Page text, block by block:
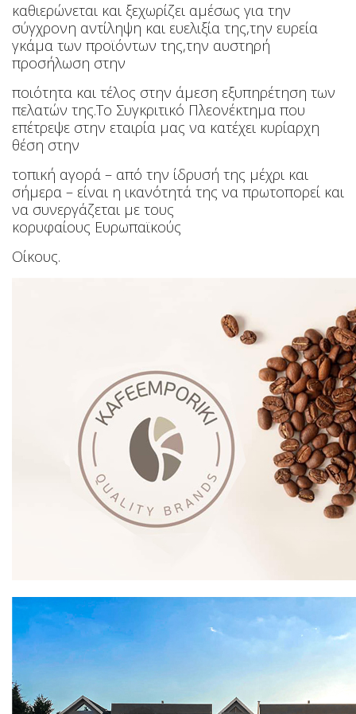
καθιερώνεται και ξεχωρίζει αμέσως για την
σύγχρονη αντίληψη και ευελιξία της,την ευρεία
γκάμα των προϊόντων της,την αυστηρή
προσήλωση στην
ποιότητα και τέλος στην άμεση εξυπηρέτηση των
πελατών της.Το Συγκριτικό Πλεονέκτημα που
επέτρεψε στην εταιρία μας να κατέχει κυρίαρχη
θέση στην
τοπική αγορά – από την ίδρυσή της μέχρι και
σήμερα – είναι η ικανότητά της να πρωτοπορεί και
να συνεργάζεται με τους
κορυφαίους Ευρωπαϊκούς
Οίκους.